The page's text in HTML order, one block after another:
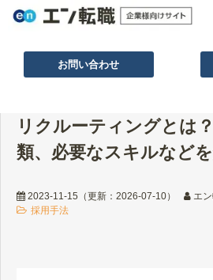
お問い合わせ
採用ノウハウ
採用事例
セミナー情報
リクルーティングとは
類、必要なスキルなど
2023-11-15 （更新： 2026-07-10）
エ
採用手法